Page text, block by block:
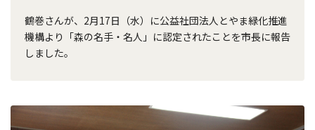
鶴巻さんが、2月17日（水）に公益社団法人とやま緑化推進
機構より「森の名手・名人」に認定されたことを市長に報告
しました。